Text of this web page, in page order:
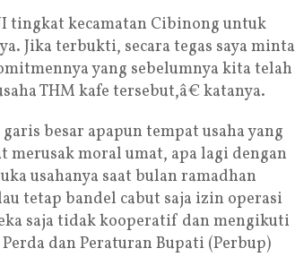
tingkat kecamatan Cibinong untuk
Jika terbukti, secara tegas saya minta
yang sebelumnya kita telah
THM kafe tersebut,â€ katanya.
besar apapun tempat usaha yang
merusak moral umat, apa lagi dengan
usahanya saat bulan ramadhan
tetap bandel cabut saja izin operasi
saja tidak kooperatif dan mengikuti
dan Peraturan Bupati (Perbup)